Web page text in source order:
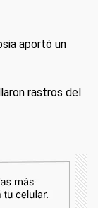
aportó un
rastros del